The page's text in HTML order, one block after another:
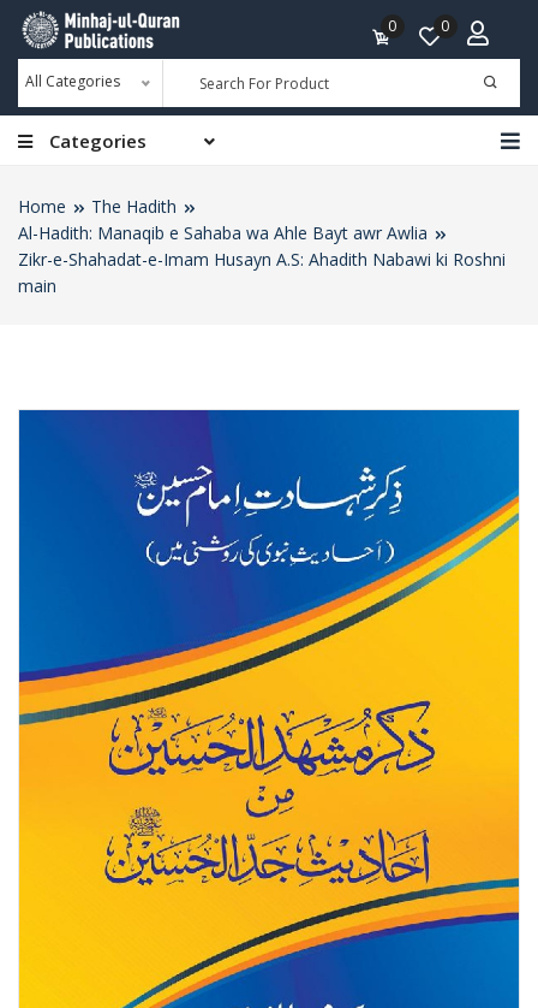
All Categories
0 0
Categories
Home
The Hadith
Al-Hadith: Manaqib e Sahaba wa Ahle Bayt awr Awlia
Zikr-e-Shahadat-e-Imam Husayn A.S: Ahadith Nabawi ki Roshni
main